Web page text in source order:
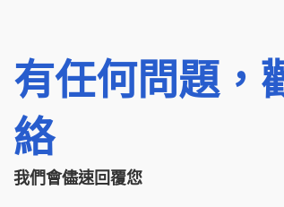
有任何問題，
絡
我們會儘速回覆您